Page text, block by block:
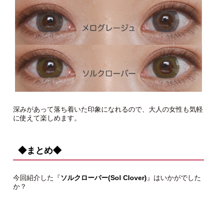
深みがあって落ち着いた印象になれるので、大人の女性も気軽
に使えて楽しめます。
◆まとめ◆
今回紹介した『ソルクローバー(Sol Clover) 』はいかがでした
か？